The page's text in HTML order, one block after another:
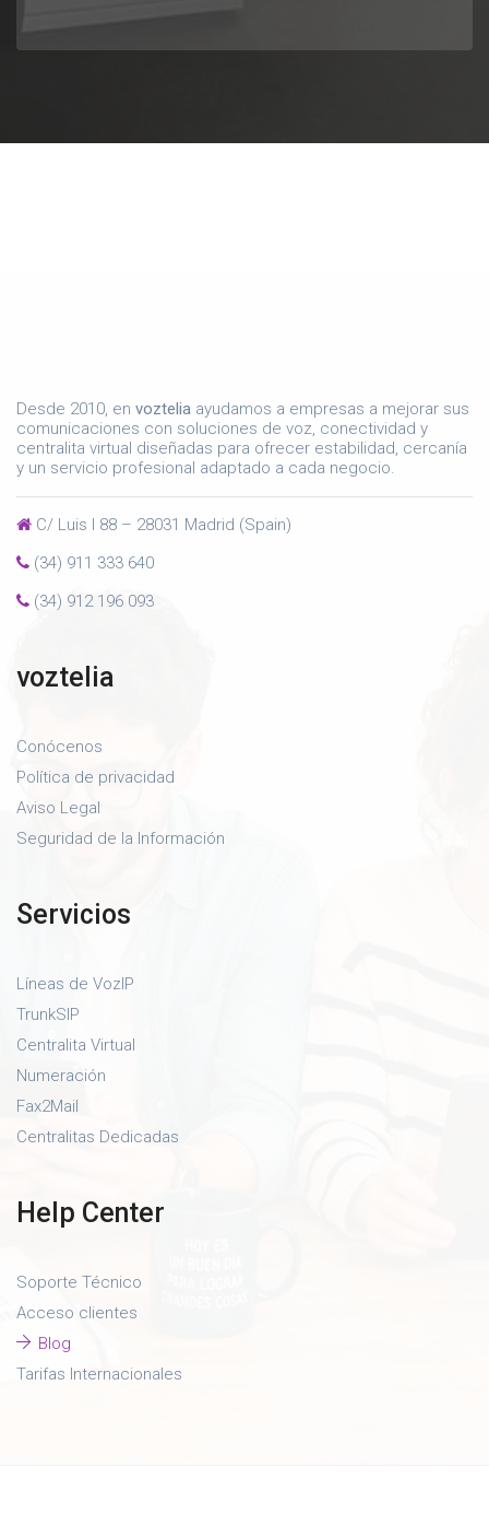
Desde 2010, en voztelia ayudamos a empresas a mejorar sus
comunicaciones con soluciones de voz, conectividad y
centralita virtual diseñadas para ofrecer estabilidad, cercanía
y un servicio profesional adaptado a cada negocio.
C/ Luis I 88 – 28031 Madrid (Spain)
(34) 911 333 640
(34) 912 196 093
voztelia
Conócenos
Política de privacidad
Aviso Legal
Seguridad de la Información
Servicios
Líneas de VozIP
TrunkSIP
Centralita Virtual
Numeración
Fax2Mail
Centralitas Dedicadas
Help Center
Soporte Técnico
Acceso clientes
Blog
Tarifas Internacionales